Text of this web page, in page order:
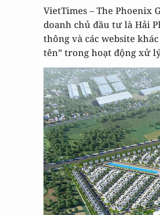
VietTimes – The Phoenix
doanh chủ đầu tư là Hải
thông và các website
tên” trong hoạt động xử